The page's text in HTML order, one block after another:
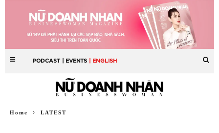
PODCAST | EVENTS | ENGLISH
Home LATEST